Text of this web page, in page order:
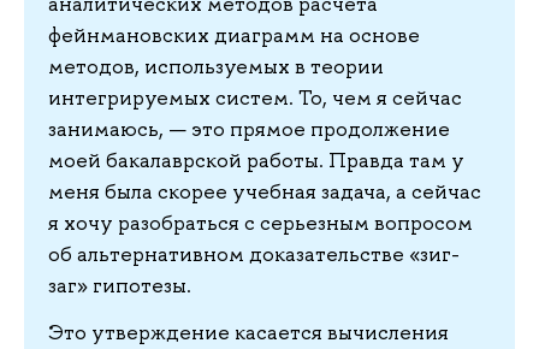
фейнмановских диаграмм на основе
методов, используемых в теории
интегрируемых систем. То, чем я сейчас
занимаюсь, — это прямое продолжение
моей бакалаврской работы. Правда там у
меня была скорее учебная задача, а сейчас
я хочу разобраться с серьезным вопросом
об альтернативном доказательстве «зиг-
заг» гипотезы.
Это утверждение касается вычисления